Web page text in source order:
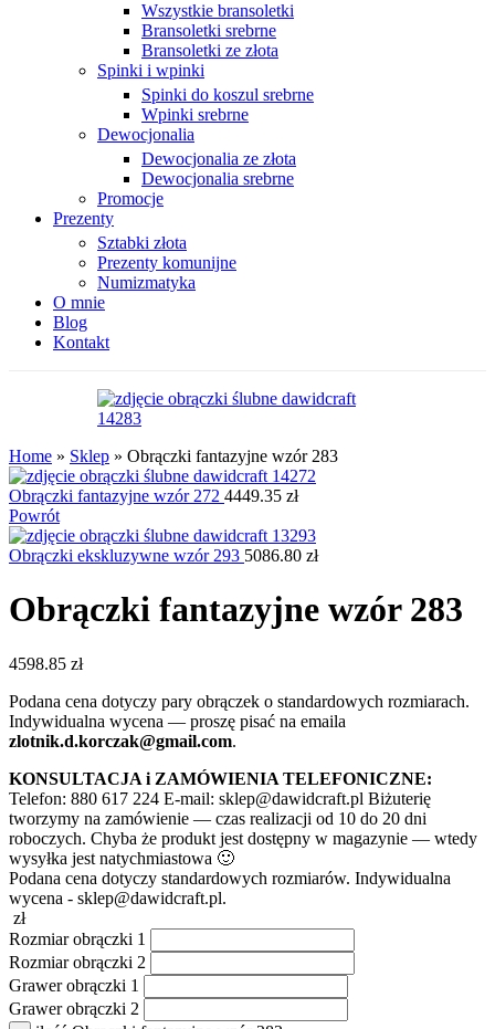
Wszystkie bransoletki
Bransoletki srebrne
Bransoletki ze złota
Spinki i wpinki
Spinki do koszul srebrne
Wpinki srebrne
Dewocjonalia
Dewocjonalia ze złota
Dewocjonalia srebrne
Promocje
Prezenty
Sztabki złota
Prezenty komunijne
Numizmatyka
O mnie
Blog
Kontakt
Home » Sklep » Obrączki fantazyjne wzór 283
Obrączki fantazyjne wzór 272 4449.35 zł
Powrót
Obrączki ekskluzywne wzór 293 5086.80 zł
Obrączki fantazyjne wzór 283
4598.85 zł
Podana cena dotyczy pary obrączek o standardowych rozmiarach.
Indywidualna wycena — proszę pisać na emaila
zlotnik.d.korczak@gmail.com.
KONSULTACJA i ZAMÓWIENIA TELEFONICZNE:
Telefon: 880 617 224 E-mail: sklep@dawidcraft.pl Biżuterię
tworzymy na zamówienie — czas realizacji od 10 do 20 dni
roboczych. Chyba że produkt jest dostępny w magazynie — wtedy
wysyłka jest natychmiastowa 🙂
Podana cena dotyczy standardowych rozmiarów. Indywidualna
wycena - sklep@dawidcraft.pl.
zł
Rozmiar obrączki 1
Rozmiar obrączki 2
Grawer obrączki 1
Grawer obrączki 2